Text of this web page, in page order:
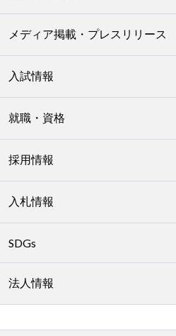
メディア掲載・プレスリリース
入試情報
就職・資格
採用情報
入札情報
SDGs
法人情報